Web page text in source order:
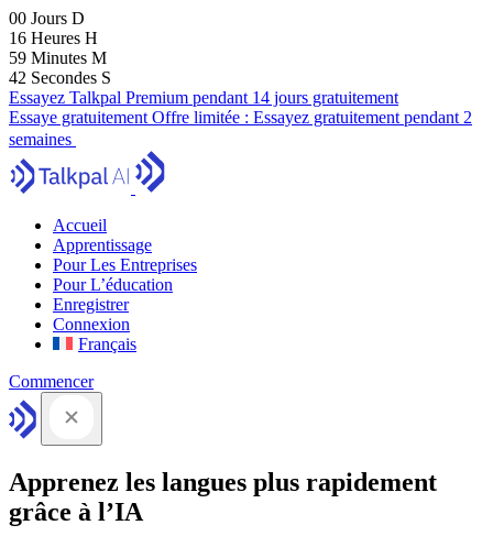
00 Jours D
16 Heures H
59 Minutes M
41 Secondes S
Essayez Talkpal Premium pendant 14 jours gratuitement
Essaye gratuitement Offre limitée : Essayez gratuitement pendant 2
semaines
Accueil
Apprentissage
Pour Les Entreprises
Pour L’éducation
Enregistrer
Connexion
Français
Commencer
Apprenez les langues plus rapidement
grâce à l’IA